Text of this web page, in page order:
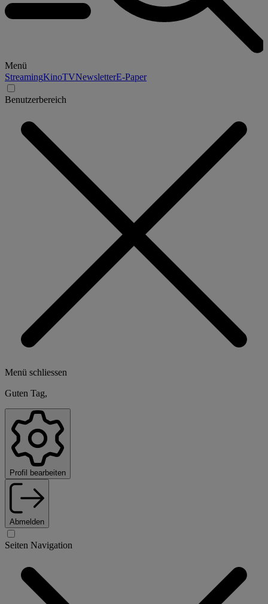
Menü
StreamingKinoTVNewsletterE-Paper
Benutzerbereich
Menü schliessen
Guten Tag,
Profil bearbeiten
Abmelden
Seiten Navigation